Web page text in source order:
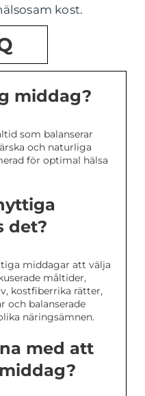
kost.
middag?
som balanserar
och naturliga
för optimal hälsa
det?
middagar att välja
måltider,
kostfiberrika rätter,
och balanserade
näringsämnen.
med att